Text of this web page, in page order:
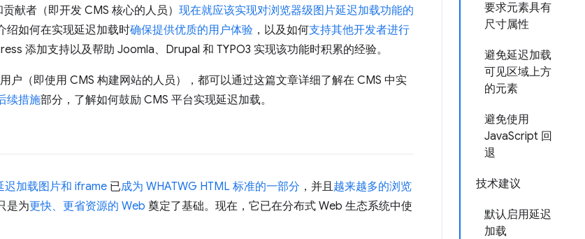
要求元素具有
尺寸属性
避免延迟加载
可见区域上方
的元素
避免使用
JavaScript 回
退
技术建议
默认启用延迟
加载
献者（即开发 CMS 核心的人员） 现在就应该实现对浏览器级图片延迟加载功能的
绍如何在实现延迟加载时确保提供优质的用户体验 ，以及如何支持其他开发者进行
添加支持以及帮助 Joomla、Drupal 和 TYPO3 实现该功能时积累的经验。
户（即使用 CMS 构建网站的人员），都可以通过这篇文章详细了解在 CMS 中实
续措施部分，了解如何鼓励 CMS 平台实现延迟加载。
迟加载图片和 iframe 已成为 WHATWG HTML 标准的一部分 ，并且越来越多的浏览
是为更快、更省资源的 Web 奠定了基础。现在，它已在分布式 Web 生态系统中使